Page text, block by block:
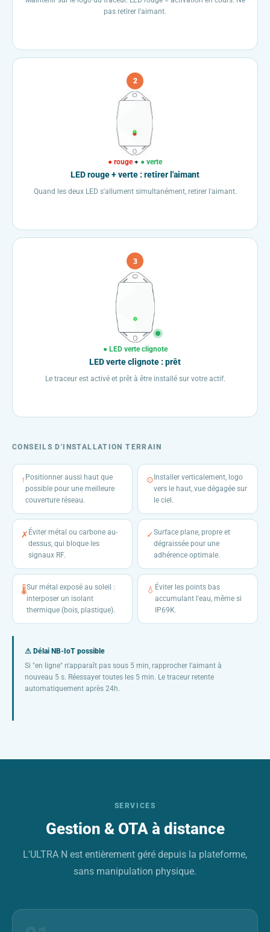
pas retirer l'aimant.
2
● rouge+ ● verte
LED rouge + verte : retirer l'aimant
Quand les deux LED s'allument simultanément, retirer l'aimant.
3
● LED verte clignote
LED verte clignote : prêt
Le traceur est activé et prêt à être installé sur votre actif.
CONSEILS D'INSTALLATION TERRAIN
↑ Positionner aussi haut que
possible pour une meilleure
couverture réseau.
⊙ Installer verticalement, logo
vers le haut, vue dégagée sur
le ciel.
✗ Éviter métal ou carbone au-
dessus, qui bloque les
signaux RF.
✓Surface plane, propre et
dégraissée pour une
adhérence optimale.
🌡Sur métal exposé au soleil :
interposer un isolant
thermique (bois, plastique).
💧 Éviter les points bas
accumulant l'eau, même si
IP69K.
⚠ Délai NB-IoT possible
Si "en ligne" n'apparaît pas sous 5 min, rapprocher l'aimant à
nouveau 5 s. Réessayer toutes les 5 min. Le traceur retente
automatiquement après 24h.
SERVICES
Gestion & OTA à distance
L'ULTRA N est entièrement géré depuis la plateforme,
sans manipulation physique.